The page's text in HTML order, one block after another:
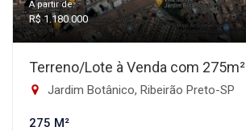
A partir de:
R$ 1.180.000
Terreno/Lote à Venda com 275m²
Jardim Botânico, Ribeirão Preto-SP
275 M²